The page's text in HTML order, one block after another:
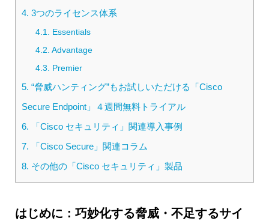
4. 3つのライセンス体系
4.1. Essentials
4.2. Advantage
4.3. Premier
5. “脅威ハンティング”もお試しいただける「Cisco
Secure Endpoint」４週間無料トライアル
6. 「Cisco セキュリティ」関連導入事例
7. 「Cisco Secure」関連コラム
8. その他の「Cisco セキュリティ」製品
はじめに：巧妙化する脅威・不足するサイ